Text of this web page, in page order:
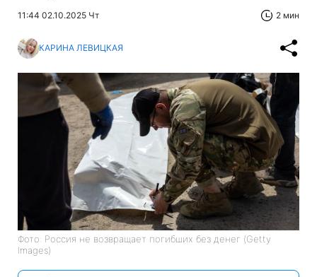
11:44 02.10.2025 Чт 2 мин
КАРИНА ЛЕВИЦКАЯ
Фото: Россия не возвращает погибших без денег (Getty
Images)